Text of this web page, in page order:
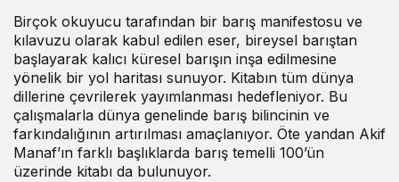
Birçok okuyucu tarafından bir barış manifestosu ve
kılavuzu olarak kabul edilen eser, bireysel barıştan
başlayarak kalıcı küresel barışın inşa edilmesine
yönelik bir yol haritası sunuyor. Kitabın tüm dünya
dillerine çevrilerek yayımlanması hedefleniyor. Bu
çalışmalarla dünya genelinde barış bilincinin ve
farkındalığının artırılması amaçlanıyor. Öte yandan Akif
Manaf’ın farklı başlıklarda barış temelli 100’ün
üzerinde kitabı da bulunuyor.